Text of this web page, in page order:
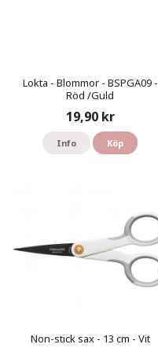
Lokta - Blommor - BSPGA09 -
Röd /Guld
19,90 kr
Info Köp
Non-stick sax - 13 cm - Vit